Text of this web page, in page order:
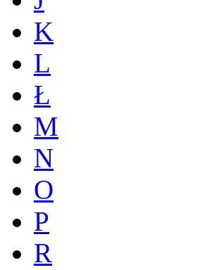
K
L
Ł
M
N
O
P
R